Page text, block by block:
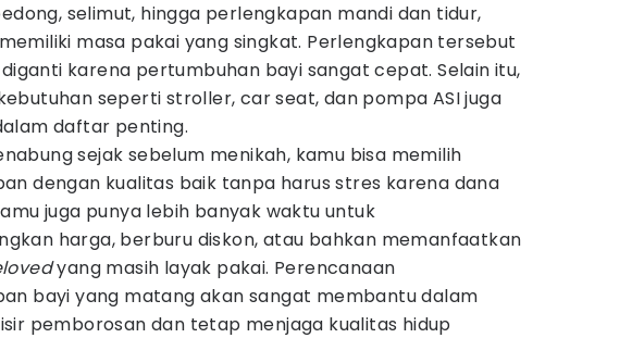
selimut, hingga perlengkapan mandi dan tidur,
masa pakai yang singkat. Perlengkapan tersebut
karena pertumbuhan bayi sangat cepat. Selain itu,
seperti stroller, car seat, dan pompa ASI juga
daftar penting.
sejak sebelum menikah, kamu bisa memilih
dengan kualitas baik tanpa harus stres karena dana
juga punya lebih banyak waktu untuk
harga, berburu diskon, atau bahkan memanfaatkan
yang masih layak pakai. Perencanaan
bayi yang matang akan sangat membantu dalam
pemborosan dan tetap menjaga kualitas hidup